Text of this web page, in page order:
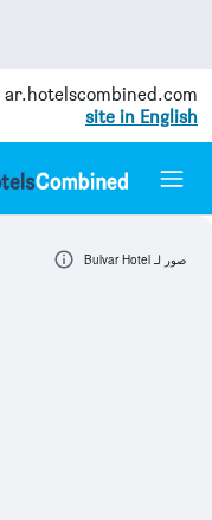
ar.hotelscombined.com
site in English
صور لـ Bulvar Hotel